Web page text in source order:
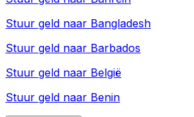
Stuur geld naar Bangladesh
Stuur geld naar Barbados
Stuur geld naar België
Stuur geld naar Benin